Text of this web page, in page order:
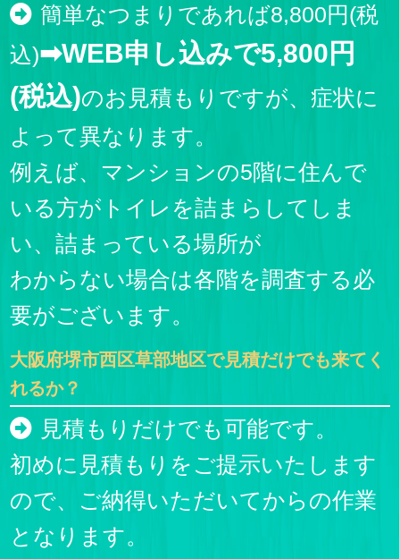
簡単なつまりであれば8,800円(税
込)➡WEB申し込みで5,800円
(税込)のお見積もりですが、症状に
よって異なります。
例えば、マンションの5階に住んで
いる方がトイレを詰まらしてしま
い、詰まっている場所が
わからない場合は各階を調査する必
要がございます。
大阪府堺市西区草部地区で見積だけでも来てく
れるか？
見積もりだけでも可能です。
初めに見積もりをご提示いたします
ので、ご納得いただいてからの作業
となります。